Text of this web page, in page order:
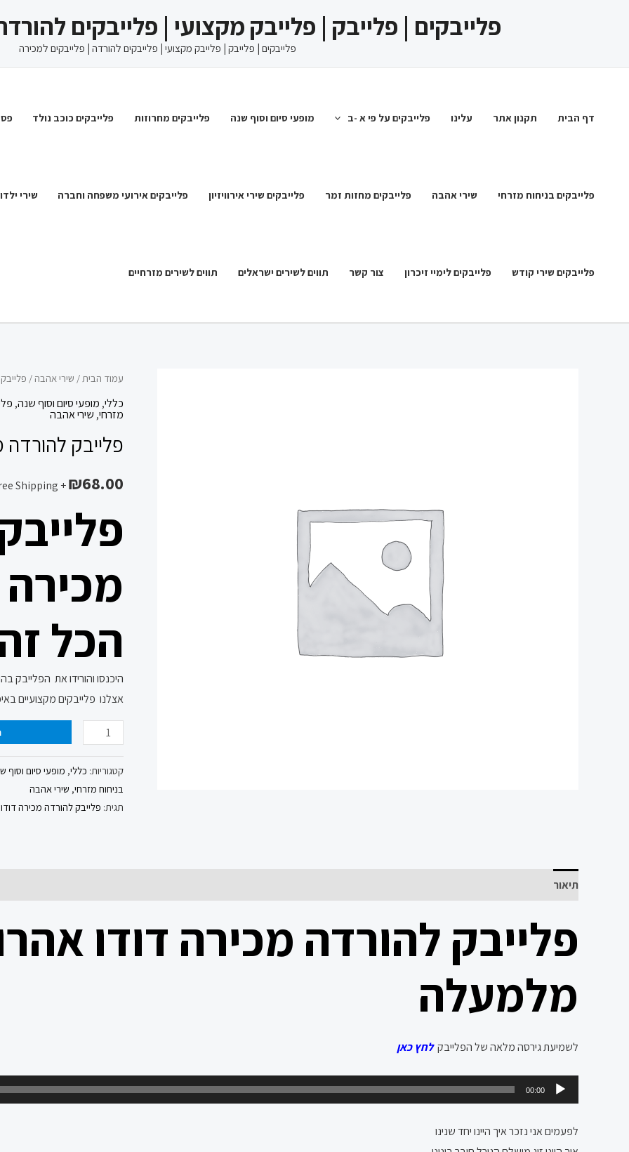
פלייבקים | פלייבק | פלייבק מקצועי | פלייבקים
פלייבקים | פלייבק | פלייבק מקצועי | פלייבקים להורדה | פלייבקים למכירה
דף הבית תקנון אתר עלינו פלייבקים על פי א -ב מופעי סיום וסוף שנה פלייבקים מחרוזות פלייבקים כוכב נולד
פלייבקים בניחוח מזרחי שירי אהבה פלייבקים מחזות זמר פלייבקים שירי אירוויזיון פלייבקים אירועי משפחה וחברה שירי
פלייבקים שירי קודש פלייבקים לימיי זיכרון צור קשר תווים לשירים ישראלים תווים לשירים מזרחיים
עמוד הבית/ שירי אהבה /
כללי, מופעי סיום וסוף שנה,
מזרחי, שירי אהבה
פלייבק
₪68.00
+ Free Shipping
מכירה
הכל
היכנסו והורידו את הפלייבק
אצלנו פלייבקים מקצועיים
כמות
של
פלייבק
להורדה
דודו
הכל
זה
קטגוריות: כללי, מופעי סיום וסוף
בניחוח מזרחי, שירי אהבה
תגית: פלייבק להורדה מכירה
תיאור
פלייבק להורדה מכירה דודו
מלמעלה
לשמיעת גירסה מלאה של הפלייבקלחץ כאן
אודיו
00:00
לפעמים אני נזכר איך היינו יחד שנינו